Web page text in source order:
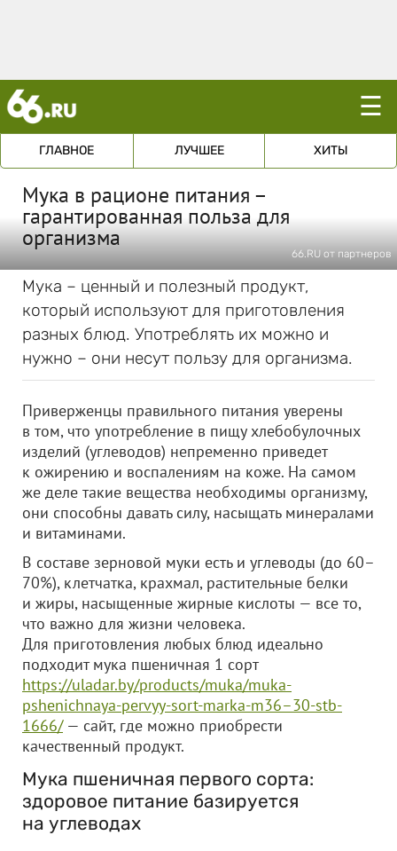
☰
ГЛАВНОЕ ЛУЧШЕЕ ХИТЫ
Мука в рационе питания –
гарантированная польза для
организма
66.RU от партнеров
Мука – ценный и полезный продукт,
который используют для приготовления
разных блюд. Употреблять их можно и
нужно – они несут пользу для организма.
Приверженцы правильного питания уверены
в том, что употребление в пищу хлебобулочных
изделий (углеводов) непременно приведет
к ожирению и воспалениям на коже. На самом
же деле такие вещества необходимы организму,
они способны давать силу, насыщать минералами
и витаминами.
В составе зерновой муки есть и углеводы (до 60–
70%), клетчатка, крахмал, растительные белки
и жиры, насыщенные жирные кислоты — все то,
что важно для жизни человека.
Для приготовления любых блюд идеально
подходит мука пшеничная 1 сорт
https://uladar.by/products/muka/muka-
pshenichnaya-pervyy-sort-marka-m36–30-stb-
1666/— сайт, где можно приобрести
качественный продукт.
Мука пшеничная первого сорта:
здоровое питание базируется
на углеводах